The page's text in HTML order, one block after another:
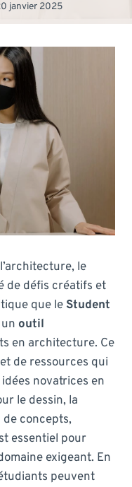
janvier 2025
le
de défis créatifs et
que le Student
outil
en architecture. Ce
de ressources qui
novatrices en
le dessin, la
concepts,
essentiel pour
exigeant. En
peuvent